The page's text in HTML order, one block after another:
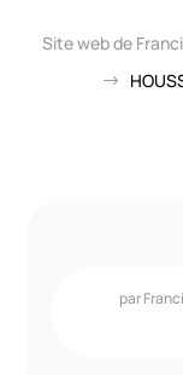
Site web de
$
par